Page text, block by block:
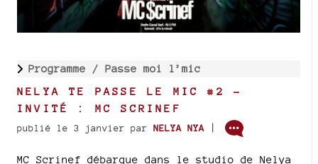
Programme / Passe moi l’mic
NELYA TE PASSE LE MIC #2 -
INVITÉ : MC SCRINEF
publié le 3 janvier par NELYA NYA |
MC Scrinef débarque dans le studio de Nelya